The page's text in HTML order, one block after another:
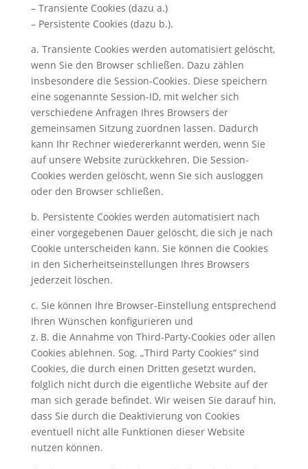
– Transiente Cookies (dazu a.)
– Persistente Cookies (dazu b.).
a. Transiente Cookies werden automatisiert gelöscht,
wenn Sie den Browser schließen. Dazu zählen
insbesondere die Session-Cookies. Diese speichern
eine sogenannte Session-ID, mit welcher sich
verschiedene Anfragen Ihres Browsers der
gemeinsamen Sitzung zuordnen lassen. Dadurch
kann Ihr Rechner wiedererkannt werden, wenn Sie
auf unsere Website zurückkehren. Die Session-
Cookies werden gelöscht, wenn Sie sich ausloggen
oder den Browser schließen.
b. Persistente Cookies werden automatisiert nach
einer vorgegebenen Dauer gelöscht, die sich je nach
Cookie unterscheiden kann. Sie können die Cookies
in den Sicherheitseinstellungen Ihres Browsers
jederzeit löschen.
c. Sie können Ihre Browser-Einstellung entsprechend
Ihren Wünschen konfigurieren und
z. B. die Annahme von Third-Party-Cookies oder allen
Cookies ablehnen. Sog. „Third Party Cookies“ sind
Cookies, die durch einen Dritten gesetzt wurden,
folglich nicht durch die eigentliche Website auf der
man sich gerade befindet. Wir weisen Sie darauf hin,
dass Sie durch die Deaktivierung von Cookies
eventuell nicht alle Funktionen dieser Website
nutzen können.